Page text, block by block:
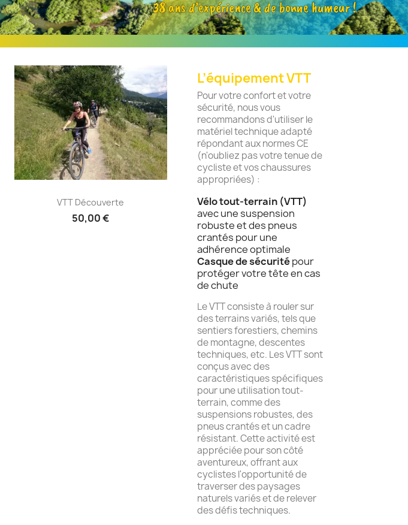
38 ans d’expérience & de bonne humeur !
VTT Découverte
VTT Découverte
50,00 €
L’équipement VTT
Pour votre confort et votre
sécurité, nous vous
recommandons d'utiliser le
matériel technique adapté
répondant aux normes CE
(n'oubliez pas votre tenue de
cycliste et vos chaussures
appropriées) :
Vélo tout-terrain (VTT)
avec une suspension
robuste et des pneus
crantés pour une
adhérence optimale
Casque de sécuritépour
protéger votre tête en cas
de chute
Le VTT consiste à rouler sur
des terrains variés, tels que
sentiers forestiers, chemins
de montagne, descentes
techniques, etc. Les VTT sont
conçus avec des
caractéristiques spécifiques
pour une utilisation tout-
terrain, comme des
suspensions robustes, des
pneus crantés et un cadre
résistant. Cette activité est
appréciée pour son côté
aventureux, offrant aux
cyclistes l'opportunité de
traverser des paysages
naturels variés et de relever
des défis techniques.